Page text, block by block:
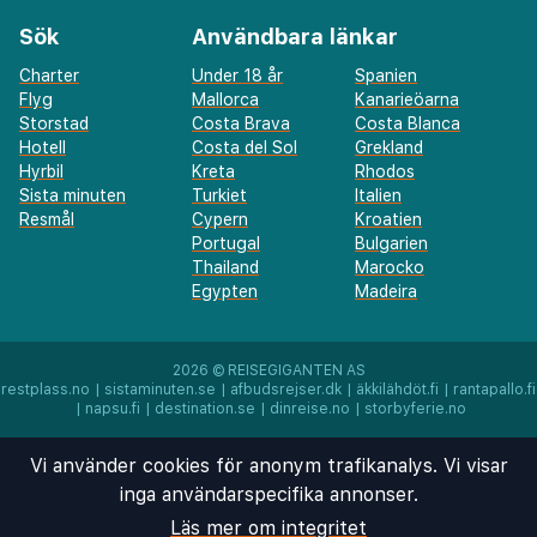
resa, max. antal passagerare 4)
Det är möjligt att listan ovan inte är fullständig,
samt att avgifter och depositioner inte inkluderar
skatt. Observera att dessa kan komma att ändras.
Endast registrerade gäster är tillåtna på boendets rum.
Kontaktfri incheckning och kontaktfri utcheckning är
Sök
Charter
Flyg
Storstad
Hotell
Hyrbil
Sista minuten
Resmål
Användbara länkar
Under 18 år
Spanien
Mallorca
Kanarieöarna
Costa Brava
Costa Blanca
Costa del Sol
Grekland
Kreta
Rhodos
Turkiet
Italien
Cypern
Kroatien
Portugal
Bulgarien
Thailand
Marocko
Egypten
Madeira
2026 © REISEGIGANTEN AS
restplass.no
sistaminuten.se afbudsrejser.dk äkkilähdöt.fi
rantapallo.fi
napsu.fi destination.se dinreise.no storbyferie.no
Vi använder cookies för anonym trafikanalys. Vi visar
inga användarspecifika annonser.
Läs mer om integritet